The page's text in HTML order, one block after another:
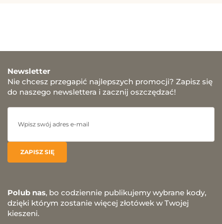
Newsletter
Nie chcesz przegapić najlepszych promocji? Zapisz się
do naszego newslettera i zacznij oszczędzać!
Polub nas, bo codziennie publikujemy wybrane kody,
dzięki którym zostanie więcej złotówek w Twojej
kieszeni.